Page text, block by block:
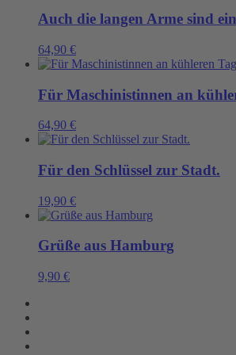
Auch die langen Arme sind
64,90 €
Für Maschinistinnen an
64,90 €
Für den Schlüssel zur Stadt.
19,90 €
Grüße aus Hamburg
9,90 €